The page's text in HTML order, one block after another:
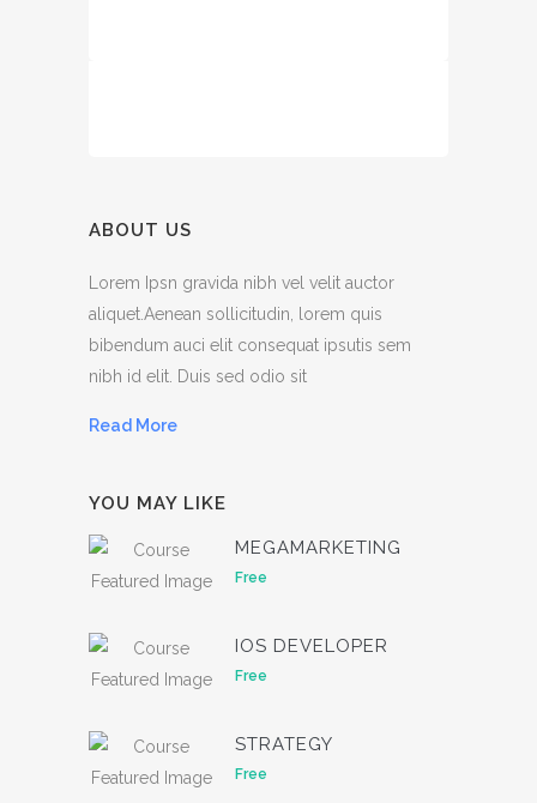
ABOUT US
Lorem Ipsn gravida nibh vel velit auctor
aliquet.Aenean sollicitudin, lorem quis
bibendum auci elit consequat ipsutis sem
nibh id elit. Duis sed odio sit
Read More
YOU MAY LIKE
MEGAMARKETING
Free
IOS DEVELOPER
Free
STRATEGY
Free